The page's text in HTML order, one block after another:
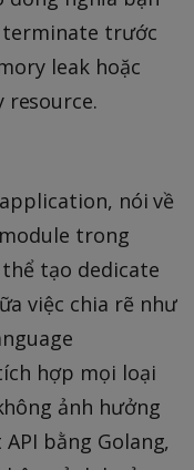
terminate trước
leak hoặc
nói về
trong
tạo dedicate
việc chia rẽ như
hợp mọi loại
ảnh hưởng
bằng Golang,